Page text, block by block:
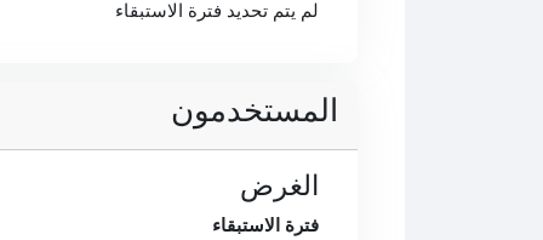
لم يتم تحديد فترة الاستبقاء
المستخدمون
الغرض
فترة الاستبقاء